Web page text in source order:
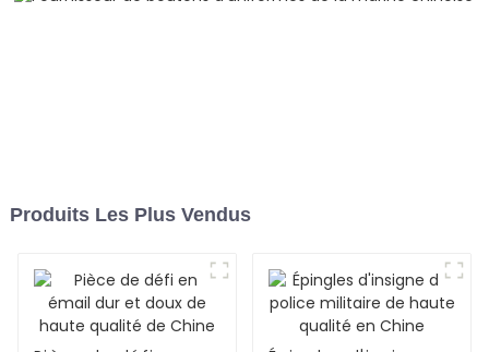
Produits Les Plus Vendus